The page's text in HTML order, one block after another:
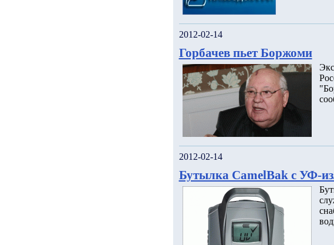
2012-02-14
Горбачев пьет Боржоми
2012-02-14
Бутылка CamelBak с УФ-